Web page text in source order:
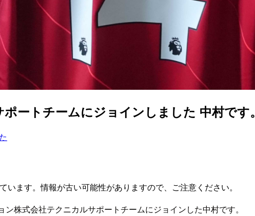
ートチームにジョインしました 中村です。
います。情報が古い可能性がありますので、ご注意ください。
株式会社テクニカルサポートチームにジョインした中村です。